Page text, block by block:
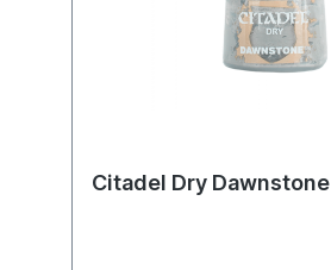
Citadel Dry Dawnstone